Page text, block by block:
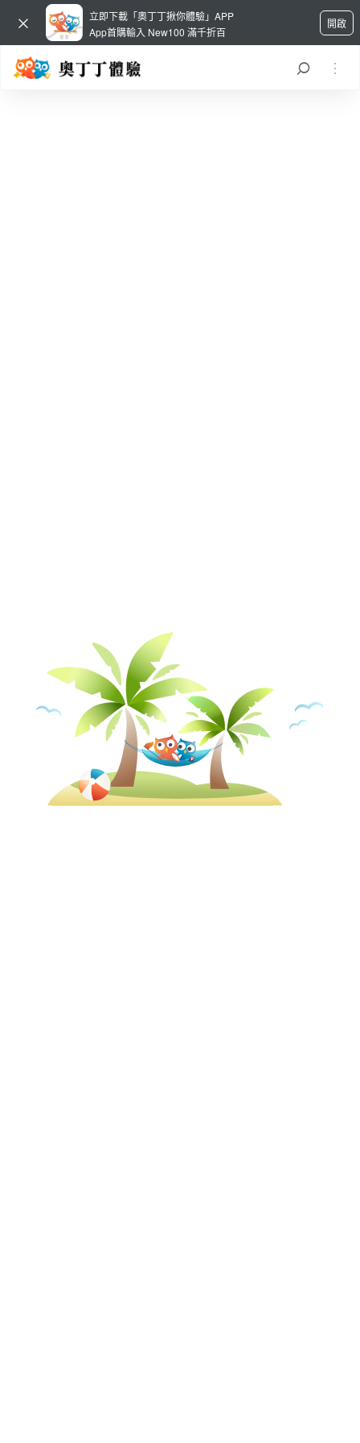
立即下載「奧丁丁揪你體驗」APP
App首購輸入 New100 滿千折百
開啟